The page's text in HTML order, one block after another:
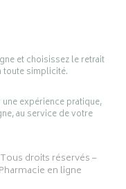
et choisissez le retrait
toute simplicité.
expérience pratique,
au service de votre
droits réservés –
Pharmacie en ligne